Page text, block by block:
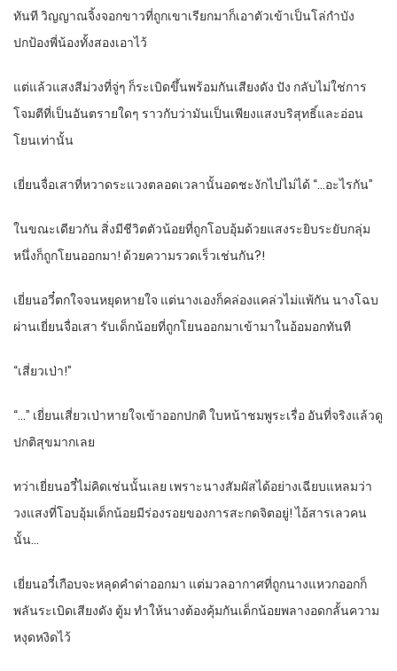
ทันที วิญญาณจิ้งจอกขาวที่ถูกเขาเรียกมาก็เอาตัวเข้าเป็นโล่กำบัง
ปกป้องพี่น้องทั้งสองเอาไว้
แต่แล้วแสงสีม่วงที่จู่ๆ ก็ระเบิดขึ้นพร้อมกันเสียงดัง ปัง กลับไม่ใช่การ
โจมตีที่เป็นอันตรายใดๆ ราวกับว่ามันเป็นเพียงแสงบริสุทธิ์และอ่อน
โยนเท่านั้น
เยี่ยนจื่อเสาที่หวาดระแวงตลอดเวลานั้นอดชะงักไปไม่ได้ “…อะไรกัน”
ในขณะเดียวกัน สิ่งมีชีวิตตัวน้อยที่ถูกโอบอุ้มด้วยแสงระยิบระยับกลุ่ม
หนึ่งก็ถูกโยนออกมา! ด้วยความรวดเร็วเช่นกัน?!
เยี่ยนอวี๋ตกใจจนหยุดหายใจ แต่นางเองก็คล่องแคล่วไม่แพ้กัน นางโฉบ
ผ่านเยี่ยนจื่อเสา รับเด็กน้อยที่ถูกโยนออกมาเข้ามาในอ้อมอกทันที
“เสี่ยวเป่า!”
“…” เยี่ยนเสี่ยวเป่าหายใจเข้าออกปกติ ใบหน้าชมพูระเรื่อ อันที่จริงแล้วดู
ปกติสุขมากเลย
ทว่าเยี่ยนอวี๋ไม่คิดเช่นนั้นเลย เพราะนางสัมผัสได้อย่างเฉียบแหลมว่า
วงแสงที่โอบอุ้มเด็กน้อยมีร่องรอยของการสะกดจิตอยู่! ไอ้สารเลวคน
นั้น…
เยี่ยนอวี๋เกือบจะหลุดคำด่าออกมา แต่มวลอากาศที่ถูกนางแหวกออกก็
พลันระเบิดเสียงดัง ตู้ม ทำให้นางต้องคุ้มกันเด็กน้อยพลางอดกลั้นความ
หงุดหงิดไว้